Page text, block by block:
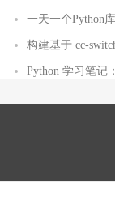
一天一个Python
构建基于 cc-
Python 学习笔记